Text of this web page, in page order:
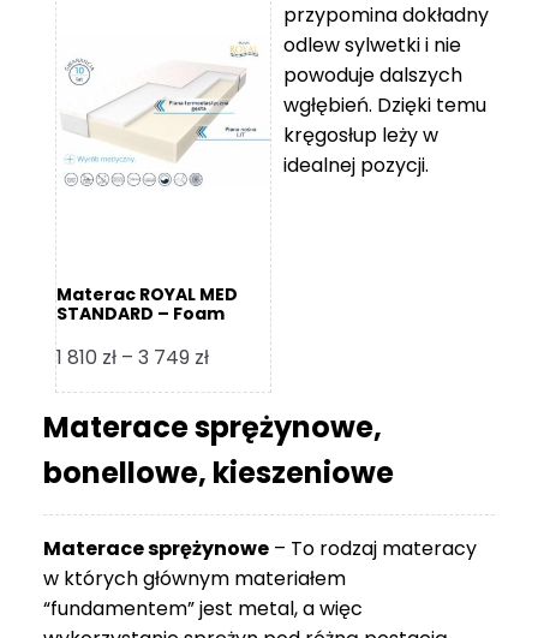
119 zł
do
11
670 zł
Materac ROYAL MED
STANDARD – Foam
1 810 zł – 3 749 złZakres
cen:
od
1
810 zł
749 zł
przypomina dokładny
odlew sylwetki i nie
powoduje dalszych
wgłębień. Dzięki temu
kręgosłup leży w
idealnej pozycji.
Materace sprężynowe,
bonellowe, kieszeniowe
Materace sprężynowe – To rodzaj materacy
w których głównym materiałem
“fundamentem” jest metal, a więc